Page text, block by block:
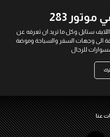
283
ستايل وكل ما تريد ان تعرفه عن
الى وجهات السفر والسياحة وموضة
للرجال
عنا